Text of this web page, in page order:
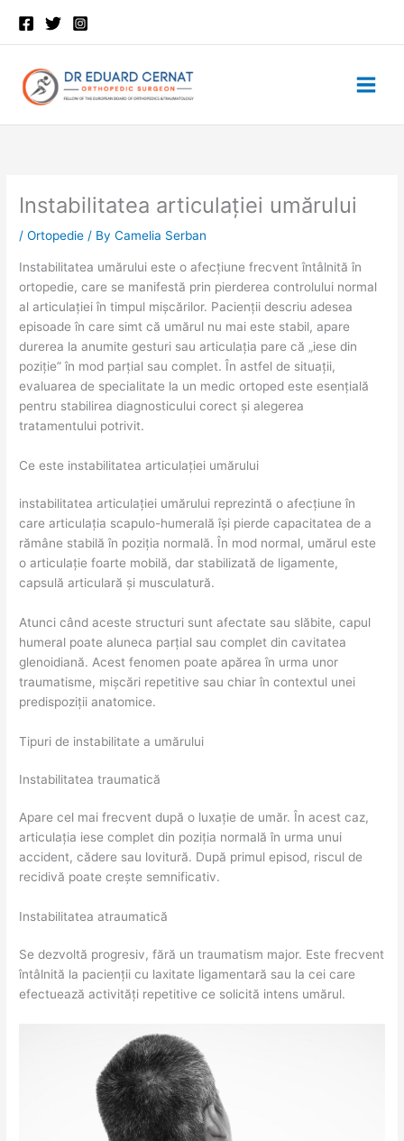
content
Instabilitatea articulației umărului
/Ortopedie / ByCamelia Serban
Instabilitatea umărului este o afecțiune frecvent întâlnită în
ortopedie, care se manifestă prin pierderea controlului normal
al articulației în timpul mișcărilor. Pacienții descriu adesea
episoade în care simt că umărul nu mai este stabil, apare
durerea la anumite gesturi sau articulația pare că „iese din
poziție” în mod parțial sau complet. În astfel de situații,
evaluarea de specialitate la un medic ortoped este esențială
pentru stabilirea diagnosticului corect și alegerea
tratamentului potrivit.
Ce este instabilitatea articulației umărului
instabilitatea articulației umărului reprezintă o afecțiune în
care articulația scapulo-humerală își pierde capacitatea de a
rămâne stabilă în poziția normală. În mod normal, umărul este
o articulație foarte mobilă, dar stabilizată de ligamente,
capsulă articulară și musculatură.
Atunci când aceste structuri sunt afectate sau slăbite, capul
humeral poate aluneca parțial sau complet din cavitatea
glenoidiană. Acest fenomen poate apărea în urma unor
traumatisme, mișcări repetitive sau chiar în contextul unei
predispoziții anatomice.
Tipuri de instabilitate a umărului
Instabilitatea traumatică
Apare cel mai frecvent după o luxație de umăr. În acest caz,
articulația iese complet din poziția normală în urma unui
accident, cădere sau lovitură. După primul episod, riscul de
recidivă poate crește semnificativ.
Instabilitatea atraumatică
Se dezvoltă progresiv, fără un traumatism major. Este frecvent
întâlnită la pacienții cu laxitate ligamentară sau la cei care
efectuează activități repetitive ce solicită intens umărul.